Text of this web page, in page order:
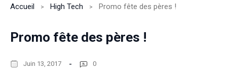
Accueil High Tech Promo fête des pères !
Promo fête des pères !
Juin 13, 2017 0